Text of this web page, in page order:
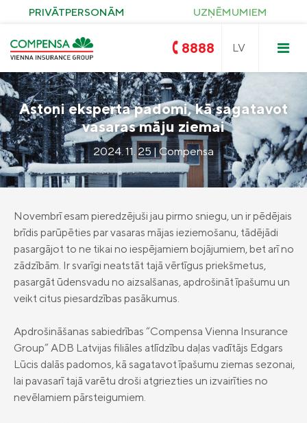
Compensa
Nedzīvības un Seesam veselības
apdrošināšana
Compensa Life
Dzīvības un veselības
OCTA
KASKO
Saules paneļu apdrošināšana
Pirkuma apdrošināšana
Ceļojumu apdrošināšana
Civiltiesiskās atbildības apdrošināšana
Seesam kritisko saslimšanu apdrošināšana
Compensa Seesam veselības
apdrošināšana
Compensa Life Veselības apdrošināšana
Compensa Life Veselības apdrošināšana
juridiskām personām
Compensa Nelaimes gadījumu
Compensa Life Nelaimes gadījumu
apdrošināšana
Golfa spēlētāju apdrošināšana
Dzīvības apdrošināšana
PRIVĀTPERSONĀM UZŅĒMUMIEM
8888
Astoņi eksperta padomi, kā sagatavot
vasaras māju ziemai
2024. 11. 25 | Compensa
Novembrī esam pieredzējuši jau pirmo sniegu, un ir pēdējais
brīdis parūpēties par vasaras mājas ieziemošanu, tādējādi
pasargājot to ne tikai no iespējamiem bojājumiem, bet arī no
zādzībām. Ir svarīgi neatstāt tajā vērtīgus priekšmetus,
pasargāt ūdensvadu no aizsalšanas, apdrošināt īpašumu un
veikt citus piesardzības pasākumus.
Apdrošināšanas sabiedrības “Compensa Vienna Insurance
Group” ADB Latvijas filiāles atlīdzību daļas vadītājs Edgars
Lūcis dalās padomos, kā sagatavot īpašumu ziemas sezonai,
lai pavasarī tajā varētu droši atgriezties un izvairīties no
nevēlamiem pārsteigumiem.